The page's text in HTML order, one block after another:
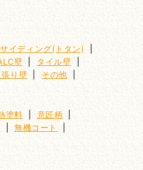
イディング(トタン)|
壁 タイル壁
り壁 その他
塗料 意匠柄
|無機コート